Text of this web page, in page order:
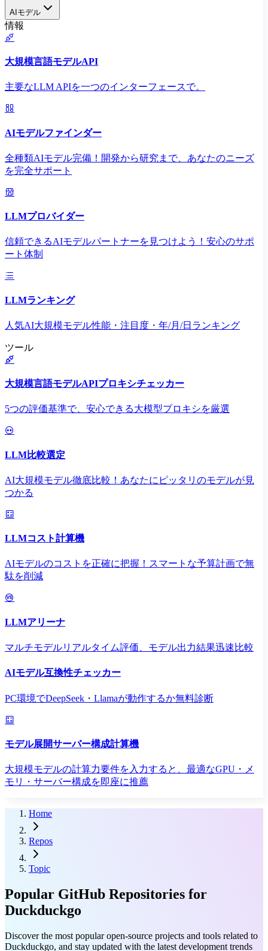
AIモデル
情報
大規模言語モデルAPI
主要なLLM APIを一つのインターフェースで。
AIモデルファインダー
全種類AIモデル完備！開発から研究まで、あなたのニーズ
を完全サポート
LLMプロバイダー
信頼できるAIモデルパートナーを見つけよう！安心のサポ
ート体制
LLMランキング
人気AI大規模モデル性能・注目度・年/月/日ランキング
ツール
大規模言語モデルAPIプロキシチェッカー
5つの評価基準で、安心できる大模型プロキシを厳選
LLM比較選定
AI大規模モデル徹底比較！あなたにピッタリのモデルが見
つかる
LLMコスト計算機
AIモデルのコストを正確に把握！スマートな予算計画で無
駄を削減
LLMアリーナ
マルチモデルリアルタイム評価、モデル出力結果迅速比較
AIモデル互換性チェッカー
PC環境でDeepSeek・Llamaが動作するか無料診断
モデル展開サーバー構成計算機
大規模モデルの計算力要件を入力すると、最適なGPU・メ
モリ・サーバー構成を即座に推薦
Home
Repos
Topic
Popular GitHub Repositories for
Duckduckgo
Discover the most popular open-source projects and tools related to
Duckduckgo, and stay updated with the latest development trends